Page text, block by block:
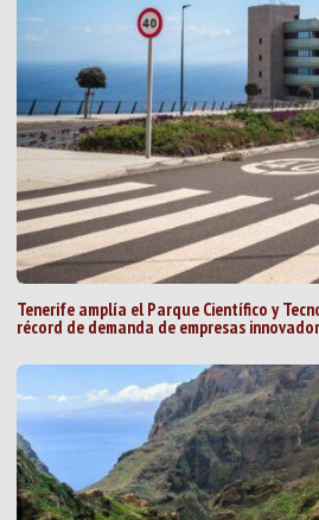
Tenerife amplía el Parque Científico y
récord de demanda de empresas